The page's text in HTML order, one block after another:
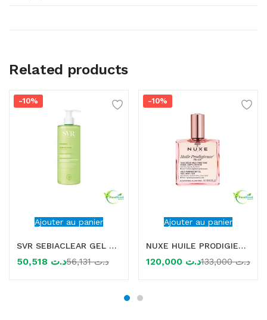
Related products
Ajouter au panier
-10%
SVR SEBIACLEAR GEL MOUSSANT 400ML
د.ت د.ت56,131
Ajouter au panier
-10%
NUXE HUILE PRODIGIEUSE FLORALE 100ml
د.ت د.ت133,000